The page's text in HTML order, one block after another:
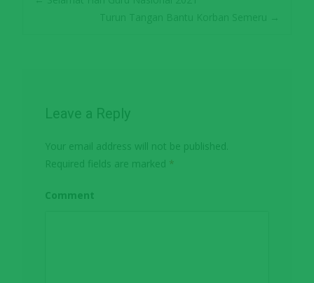
Leave a Reply
Your email address will not be published.
Required fields are marked *
Comment